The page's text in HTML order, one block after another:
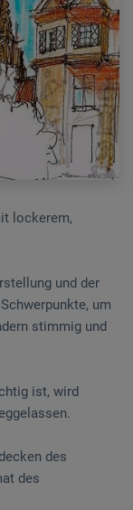
lockerem,
und der
um
stimmig und
ist, wird
des
des